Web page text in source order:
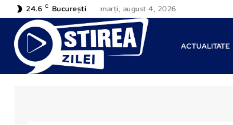
24.6 C București marți, august 4, 2026
ACTUALITATE